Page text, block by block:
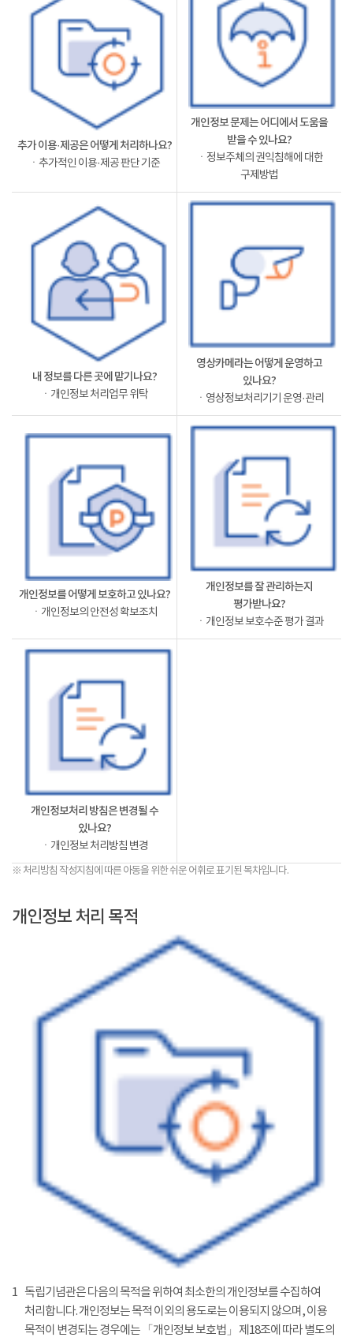
추가 이용·제공은 어떻게 처리하나요?
ㆍ추가적인 이용·제공 판단 기준
개인정보 문제는 어디에서 도움을
받을 수 있나요?
ㆍ정보주체의 권익침해에 대한
구제방법
내 정보를 다른 곳에 맡기나요?
ㆍ개인정보 처리업무 위탁
영상카메라는 어떻게 운영하고
있나요?
ㆍ영상정보처리기기 운영·관리
개인정보를 어떻게 보호하고 있나요?
ㆍ개인정보의 안전성 확보조치
개인정보를 잘 관리하는지
평가받나요?
ㆍ개인정보 보호수준 평가 결과
개인정보처리 방침은 변경될 수
있나요?
ㆍ개인정보 처리방침 변경
※ 처리방침 작성지침에 따른 아동을 위한 쉬운 어휘로 표기된 목차입니다.
개인정보 처리 목적
1 독립기념관은 다음의 목적을 위하여 최소한의 개인정보를 수집하여
처리합니다. 개인정보는 목적 이외의 용도로는 이용되지 않으며, 이용
목적이 변경되는 경우에는 「개인정보 보호법」 제18조에 따라 별도의